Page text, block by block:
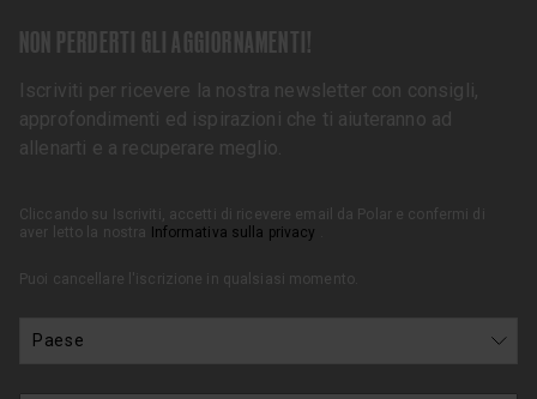
NON PERDERTI GLI AGGIORNAMENTI!
Iscriviti per ricevere la nostra newsletter con consigli,
approfondimenti ed ispirazioni che ti aiuteranno ad
allenarti e a recuperare meglio.
Cliccando su Iscriviti, accetti di ricevere email da Polar e confermi di
aver letto la nostra
Informativa sulla privacy
Puoi cancellare l'iscrizione in qualsiasi momento.